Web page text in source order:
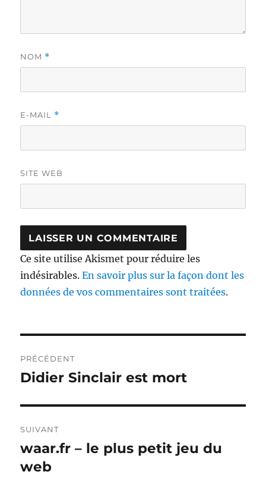
NOM *
E-MAIL *
SITE WEB
Ce site utilise Akismet pour réduire les
indésirables.En savoir plus sur la façon dont les
données de vos commentaires sont traitées.
de
PRÉCÉDENT
Publication
Didier Sinclair est mort
SUIVANT
Publication
suivante :
waar.fr – le plus petit jeu du
web